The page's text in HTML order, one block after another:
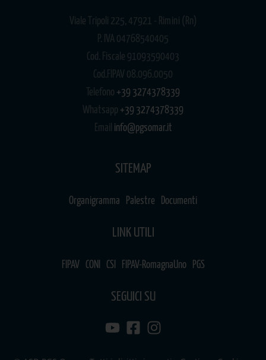
Viale Tripoli 225, 47921 - Rimini (Rn)
P. IVA 04768540405
Cod. Fiscale 91093590403
Cod.FIPAV 08.096.0050
Telefono +39 3274378339
Whatsapp +39 3274378339
Email info@pgsomar.it
SITEMAP
Organigramma Palestre Documenti
LINK UTILI
FIPAV CONI CSI FIPAV-RomagnaUno PGS
SEGUICI SU